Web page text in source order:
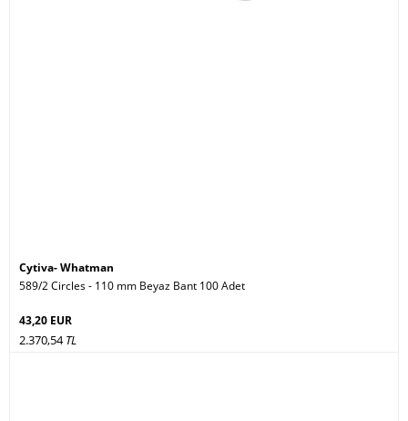
Cytiva- Whatman
589/2 Circles - 110 mm Beyaz Bant 100 Adet
43,20 EUR
2.370,54TL